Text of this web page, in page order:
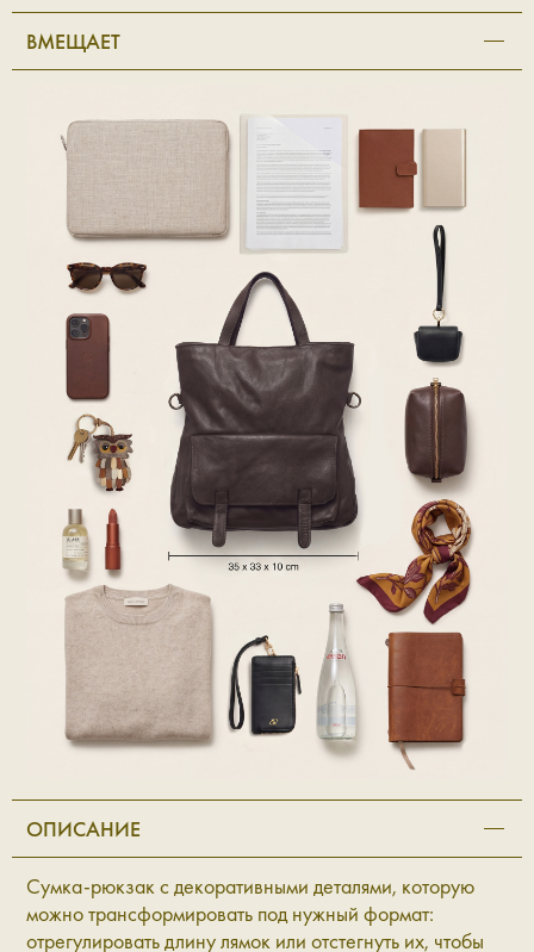
ВМЕЩАЕТ
ОПИСАНИЕ
Сумка-рюкзак с декоративными деталями, которую
можно трансформировать под нужный формат:
отрегулировать длину лямок или отстегнуть их, чтобы